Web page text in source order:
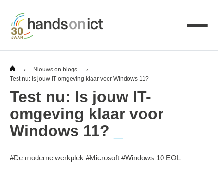
› Nieuws en blogs
›
Test nu: Is jouw IT-omgeving klaar voor Windows 11?
Test nu: Is jouw IT-
omgeving klaar voor
Windows 11?
#De moderne werkplek #Microsoft #Windows 10 EOL